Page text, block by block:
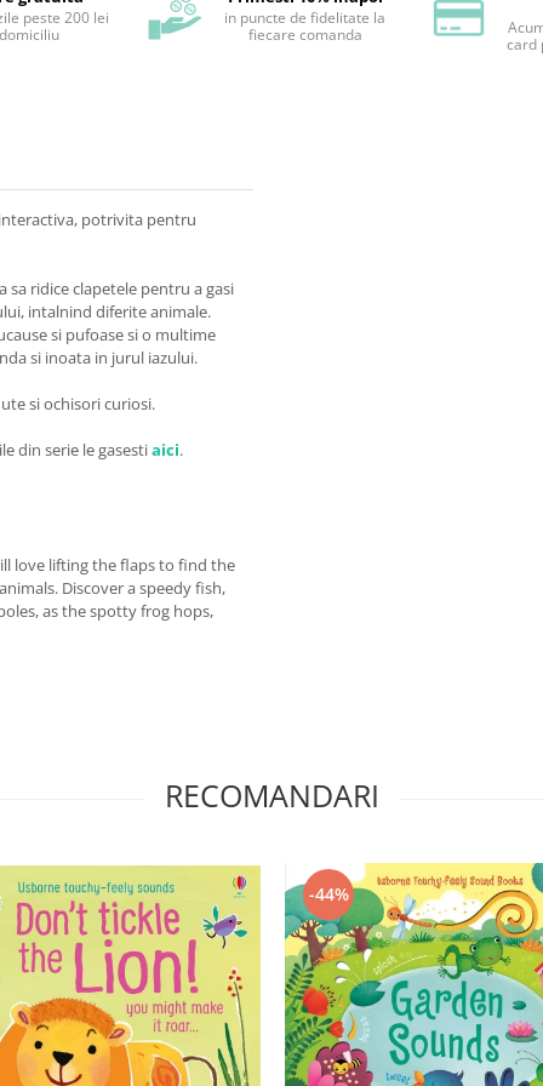
peste 200 lei
in puncte de fidelitate la
fiecare comanda
card
potrivita pentru
sa ridice clapetele pentru a gasi
intalnind diferite animale.
si pufoase si o multime
si inoata in jurul iazului.
si ochisori curiosi.
din serie le gasestiaici.
love lifting the flaps to find the
Discover a speedy fish,
as the spotty frog hops,
RECOMANDARI
-44%